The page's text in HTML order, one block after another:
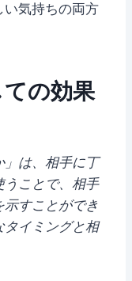
い気持ちの両方
の効果
」は、相手に丁
うことで、相手
すことができ
タイミングと相